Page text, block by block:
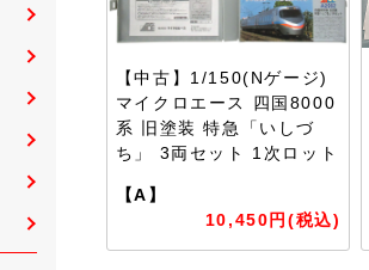
【中古】1/150(Nゲージ)
マイクロエース 四国8000
系 旧塗装 特急「いしづ
ち」 3両セット 1次ロット
【A】
10,450円(税込)